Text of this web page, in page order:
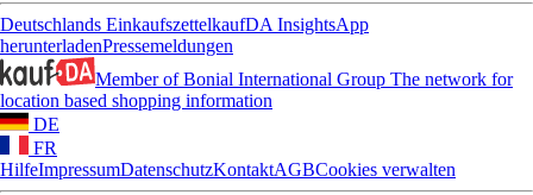
Deutschlands EinkaufszettelkaufDA InsightsApp
herunterladenPressemeldungen
Member of Bonial International Group The network for
location based shopping information
DE
FR
HilfeImpressumDatenschutzKontaktAGBCookies verwalten